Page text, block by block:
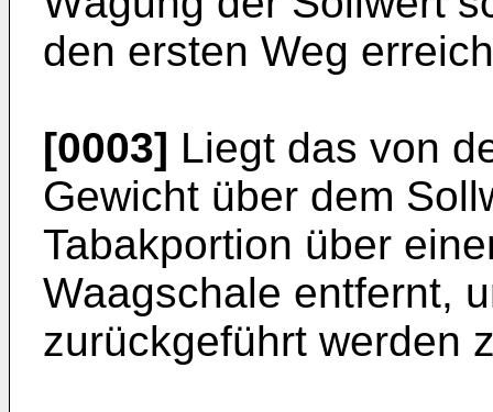
den ersten Weg
[0003] Liegt das von
Gewicht über dem
Tabakportion über
Waagschale entfernt,
zurückgeführt werden